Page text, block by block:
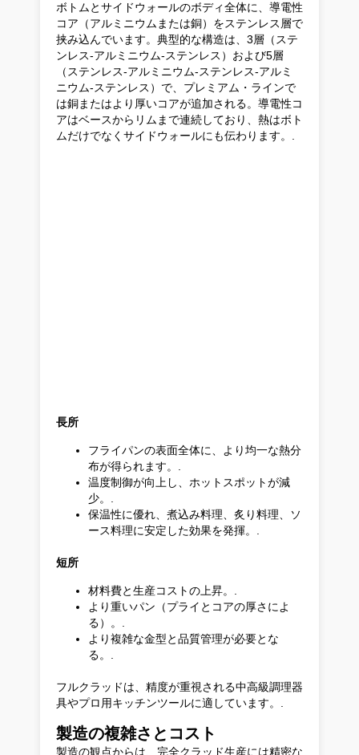
ボトムとサイドウォールのボディ全体に、導電性
コア（アルミニウムまたは銅）をステンレス層で
挟み込んでいます。典型的な構造は、3層（ステ
ンレス-アルミニウム-ステンレス）および5層
（ステンレス-アルミニウム-ステンレス-アルミ
ニウム-ステンレス）で、プレミアム・ラインで
は銅またはより厚いコアが追加される。導電性コ
アはベースからリムまで連続しており、熱はボト
ムだけでなくサイドウォールにも伝わります。.
長所
フライパンの表面全体に、より均一な熱分
布が得られます。.
温度制御が向上し、ホットスポットが減
少。.
保温性に優れ、煮込み料理、炙り料理、ソ
ース料理に安定した効果を発揮。.
短所
材料費と生産コストの上昇。.
より重いパン（プライとコアの厚さによ
る）。.
より複雑な金型と品質管理が必要とな
る。.
フルクラッドは、精度が重視される中高級調理器
具やプロ用キッチンツールに適しています。.
製造の複雑さとコスト
製造の観点からは、完全クラッド生産には精密な